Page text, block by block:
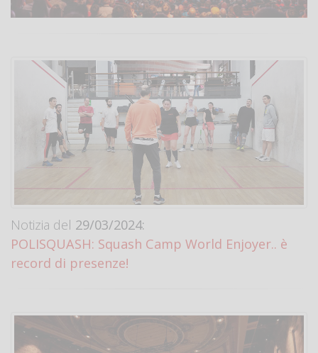
Notizia del 29/03/2024:
POLISQUASH: Squash Camp World Enjoyer.. è
record di presenze!